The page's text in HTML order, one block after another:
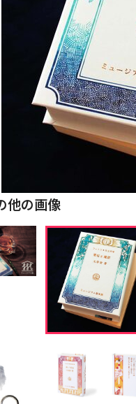
他の画像